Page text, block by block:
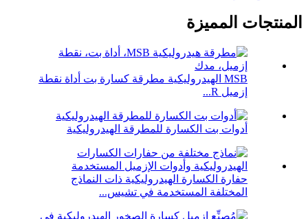
المنتجات المميزة
MSB الهيدروليكية مطرقة كسارة بت أداة نقطة
إزميل R...
أدوات بت الكسارة للمطرقة الهيدروليكية
حفارة الكسارة الهيدروليكية ذات النماذج
المختلفة المستخدمة في تشيس...